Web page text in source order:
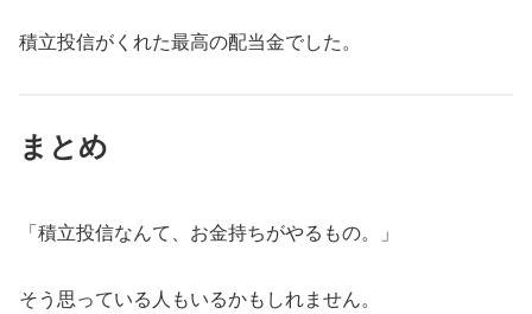
積立投信がくれた最高の配当金でした。
まとめ
「積立投信なんて、お金持ちがやるもの。」
そう思っている人もいるかもしれません。